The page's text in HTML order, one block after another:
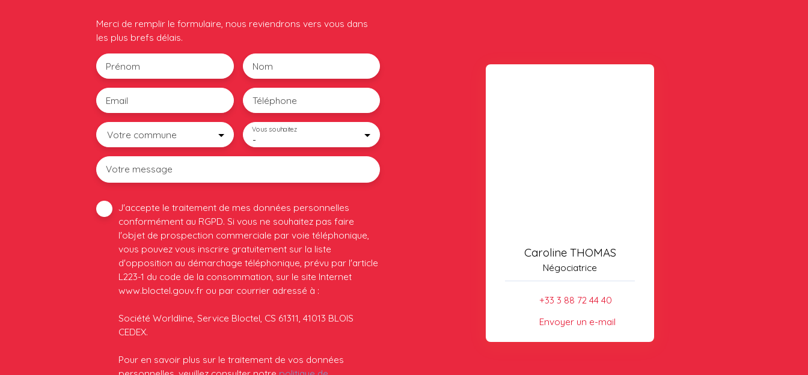
Merci de remplir le formulaire, nous reviendrons vers vous dans
les plus brefs délais.
Prénom Nom
Email Téléphone
Votre commune -
Vous souhaitez
Votre message
J'accepte le traitement de mes données personnelles
conformément au RGPD. Si vous ne souhaitez pas faire
l'objet de prospection commerciale par voie téléphonique,
vous pouvez vous inscrire gratuitement sur la liste
d'opposition au démarchage téléphonique, prévu par l'article
L223-1 du code de la consommation, sur le site Internet
www.bloctel.gouv.fr ou par courrier adressé à :
Société Worldline, Service Bloctel, CS 61311, 41013 BLOIS
CEDEX.
Pour en savoir plus sur le traitement de vos données
Caroline THOMAS
Négociatrice
+33 3 88 72 44 40
Envoyer un e-mail